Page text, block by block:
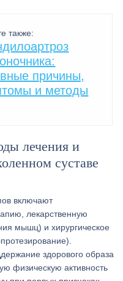
также:
причины,
и методы
лечения и
суставе
включают
лекарственную
мышц) и хирургическое
здорового образа
физическую активность